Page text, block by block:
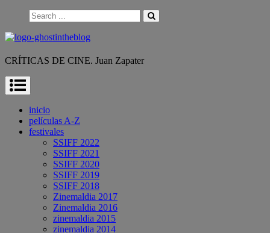
content
Search
for:
CRÍTICAS DE CINE. Juan Zapater
inicio
películas A-Z
festivales
SSIFF 2022
SSIFF 2021
SSIFF 2020
SSIFF 2019
SSIFF 2018
Zinemaldia 2017
Zinemaldia 2016
zinemaldia 2015
zinemaldia 2014